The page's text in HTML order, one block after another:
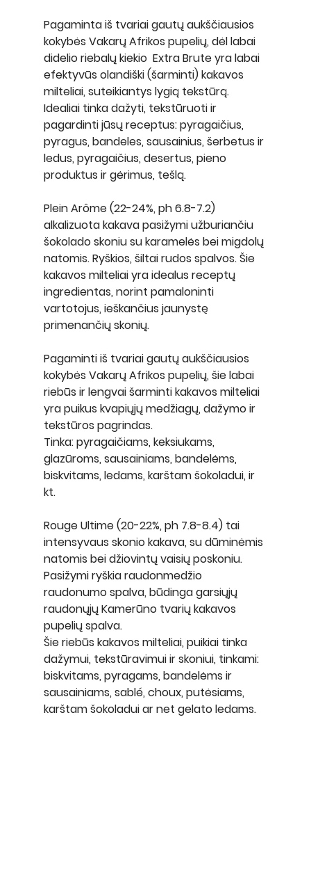
Pagaminta iš tvariai gautų aukščiausios
kokybės Vakarų Afrikos pupelių, dėl labai
didelio riebalų kiekio Extra Brute yra labai
efektyvūs olandiški (šarminti) kakavos
milteliai, suteikiantys lygią tekstūrą.
Idealiai tinka dažyti, tekstūruoti ir
pagardinti jūsų receptus: pyragaičius,
pyragus, bandeles, sausainius, šerbetus ir
ledus, pyragaičius, desertus, pieno
produktus ir gėrimus, tešlą.
Plein Arôme (22-24%, ph 6.8-7.2)
alkalizuota kakava pasižymi užburiančiu
šokolado skoniu su karamelės bei migdolų
natomis. Ryškios, šiltai rudos spalvos. Šie
kakavos milteliai yra idealus receptų
ingredientas, norint pamaloninti
vartotojus, ieškančius jaunystę
primenančių skonių.
Pagaminti iš tvariai gautų aukščiausios
kokybės Vakarų Afrikos pupelių, šie labai
riebūs ir lengvai šarminti kakavos milteliai
yra puikus kvapiųjų medžiagų, dažymo ir
tekstūros pagrindas.
Tinka: pyragaičiams, keksiukams,
glazūroms, sausainiams, bandelėms,
biskvitams, ledams, karštam šokoladui, ir
kt.
Rouge Ultime (20-22%, ph 7.8-8.4) tai
intensyvaus skonio kakava, su dūminėmis
natomis bei džiovintų vaisių poskoniu.
Pasižymi ryškia raudonmedžio
raudonumo spalva, būdinga garsiųjų
raudonųjų Kamerūno tvarių kakavos
pupelių spalva.
Šie riebūs kakavos milteliai, puikiai tinka
dažymui, tekstūravimui ir skoniui, tinkami:
biskvitams, pyragams, bandelėms ir
sausainiams, sablé, choux, putėsiams,
karštam šokoladui ar net gelato ledams.